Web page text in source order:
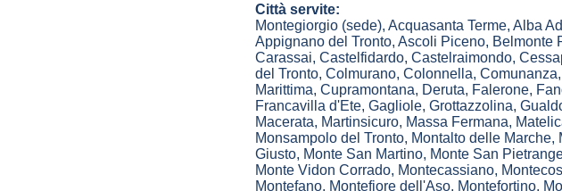
Città servite:
Montegiorgio (sede), Acquasanta Terme, Alba
Appignano del Tronto, Ascoli Piceno, Belmonte
Carassai, Castelfidardo, Castelraimondo,
del Tronto, Colmurano, Colonnella, Comunanza,
Marittima, Cupramontana, Deruta, Falerone,
Francavilla d'Ete, Gagliole, Grottazzolina,
Macerata, Martinsicuro, Massa Fermana,
Monsampolo del Tronto, Montalto delle Marche,
Giusto, Monte San Martino, Monte San
Monte Vidon Corrado, Montecassiano,
Montefano, Montefiore dell'Aso, Montefortino,